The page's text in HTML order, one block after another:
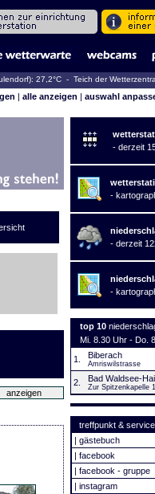
27,2°C - Teich der
| alle anzeigen | auswahl
- derzeit
-
- derzeit
-
top 10
Mi. 8.30 Uhr - Do.
1.
Biberach
Amriswilstrasse
2. Bad Waldsee-
Zur Spitzenkapelle 1
treffpunkt & service
| gästebuch
| facebook
| facebook - gruppe
| instagram